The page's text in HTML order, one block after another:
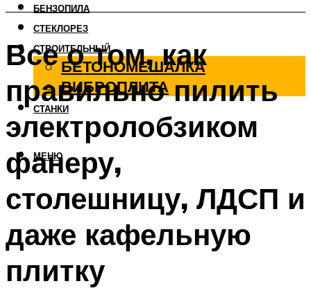
БЕНЗОПИЛА
СТЕКЛОРЕЗ
СТРОИТЕЛЬНЫЙ
БЕТОНОМЕШАЛКА
ВИБРОПЛИТА
СТАНКИ
МЕНЮ
Все о том, как
правильно пилить
электролобзиком
фанеру,
столешницу, ЛДСП и
даже кафельную
плитку